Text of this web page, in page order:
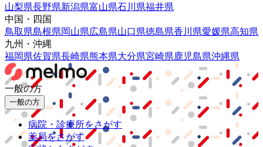
山梨県長野県新潟県富山県石川県福井県
中国・四国
鳥取県島根県岡山県広島県山口県徳島県香川県愛媛県高知県
九州・沖縄
福岡県佐賀県長崎県熊本県大分県宮崎県鹿児島県沖縄県
一般の方
一般の方
病院・診療所をさがす
薬局をさがす